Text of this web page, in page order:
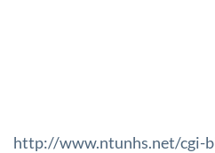
http://www.ntunhs.net/cgi-